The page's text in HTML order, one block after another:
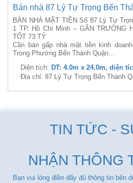
Bán nhà 87 Lý Tự Trọng Bến
BÁN NHÀ MẶT TIỀN Số 87 Lý Tự
1 TP. Hồ Chí Minh – GẦN TRƯỜNG
TỐT 73 TỶ
Cần bán gấp nhà mặt tiền kinh
Trọng Phường Bến Thành Quận...
Diện tích: DT: 4.0m x 24.0m, diện
Địa chỉ: 87 Lý Tự Trọng Bến Thành
TIN TỨC -
NHẬN THÔNG
Bạn vui lòng điền đẩy đủ thông tin bên